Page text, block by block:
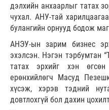
дэлхийн анхаарлыг татах
чухал. АНУ-тай
булангийн орнууд бодож
АНЭУ-ын зарим бизнес
эхэлсэн. Нэгэн тэрбумтан
татах эрхийг хэн
ерөнхийлөгч Масуд
хүсэж, хэрэв тэдний
довтлохгүй бол дахин